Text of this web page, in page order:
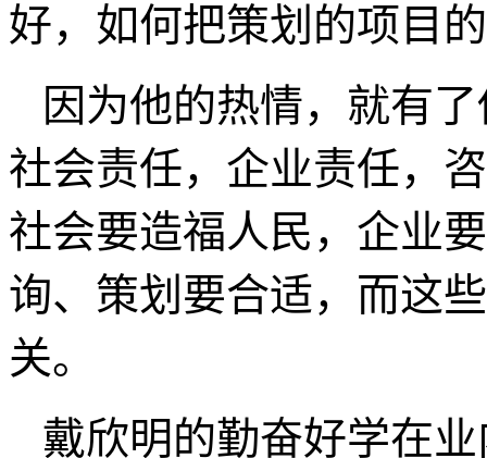
欣明也有他独特的故事
对待朋友的热情，对待
情，积极向上。我认为
“正能量”就会应用到实
潜能优势。这些都是一
质之一，这种素质决定
好，如何把策划的项目